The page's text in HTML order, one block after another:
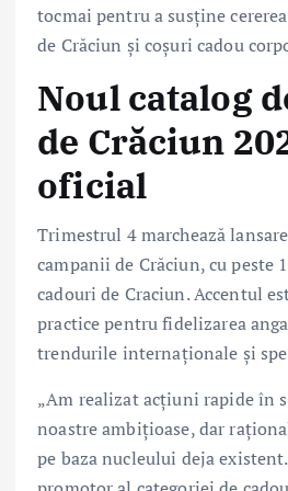
tocmai pentru a susține
de Crăciun și coșuri cadou
Noul catalog
de Crăciun
oficial
Trimestrul 4 marchează
campanii de Crăciun, cu peste
cadouri de Craciun. Accentul
practice pentru fidelizarea
trendurile internaționale și
„Am realizat acțiuni rapide
noastre ambițioase, dar
pe baza nucleului deja